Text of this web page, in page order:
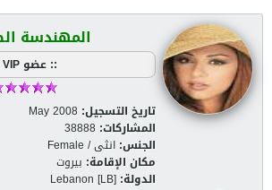
المهندسة
:: عضو VIP ::
تاريخ التسجيل: May 2008
المشاركات: 38888
الجنس: انثى / Female
مكان الإقامة: بيروت
الدولة: Lebanon [LB]